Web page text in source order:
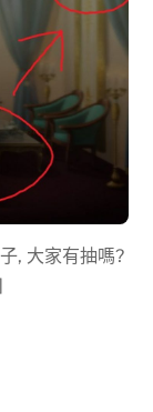
, 大家有抽嗎?